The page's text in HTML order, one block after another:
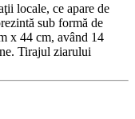
locale, ce apare de
sub formă de
x 44 cm, având 14
Tirajul ziarului